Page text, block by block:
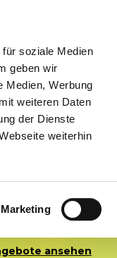
soziale Medien
geben wir
Medien, Werbung
weiteren Daten
der Dienste
weiterhin
Marketing
ansehen